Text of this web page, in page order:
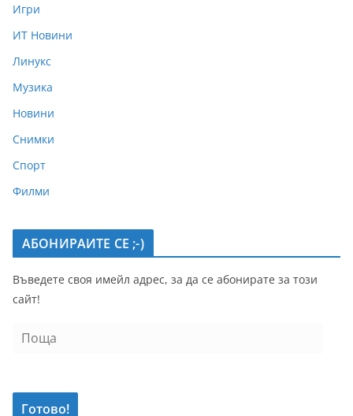
Игри
ИТ Новини
Линукс
Музика
Новини
Снимки
Спорт
Филми
АБОНИРАИТЕ СЕ ;-)
Въведете своя имейл адрес, за да се абонирате за този
сайт!
а
Готово!